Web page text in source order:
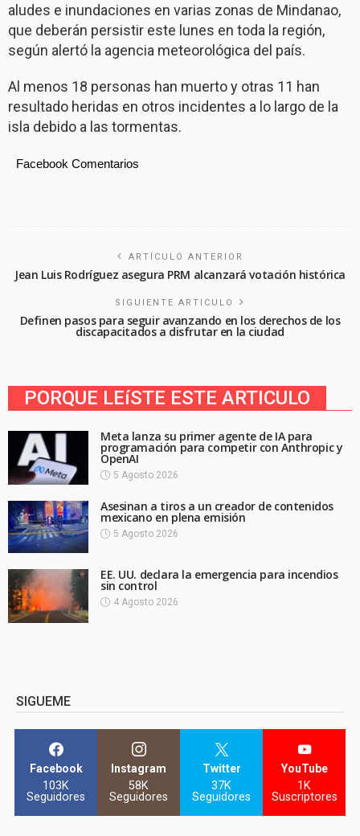
aludes e inundaciones en varias zonas de Mindanao,
que deberán persistir este lunes en toda la región,
según alertó la agencia meteorológica del país.
Al menos 18 personas han muerto y otras 11 han
resultado heridas en otros incidentes a lo largo de la
isla debido a las tormentas.
Facebook Comentarios
ARTÍCULO ANTERIOR
Jean Luis Rodríguez asegura PRM alcanzará votación histórica
SIGUIENTE ARTICULO
Definen pasos para seguir avanzando en los derechos de los
discapacitados a disfrutar en la ciudad
PORQUE LEíSTE ESTE ARTICULO
Meta lanza su primer agente de IA para
programación para competir con Anthropic y
OpenAI
5 Agosto 2026
Asesinan a tiros a un creador de contenidos
mexicano en plena emisión
5 Agosto 2026
EE. UU. declara la emergencia para incendios
sin control
4 Agosto 2026
SIGUEME
Facebook
103K
Seguidores
Instagram
58K
Seguidores
Twitter
37K
Seguidores
YouTube
1K
Suscriptores